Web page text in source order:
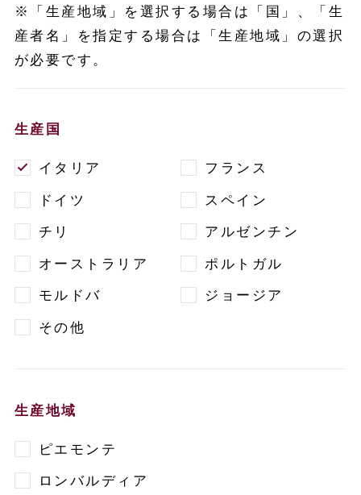
※「生産地域」を選択する場合は「国」、「生
産者名」を指定する場合は「生産地域」の選択
が必要です。
生産国
イタリア
フランス
ドイツ
スペイン
チリ
アルゼンチン
オーストラリア
ポルトガル
モルドバ
ジョージア
その他
生産地域
ピエモンテ
ロンバルディア